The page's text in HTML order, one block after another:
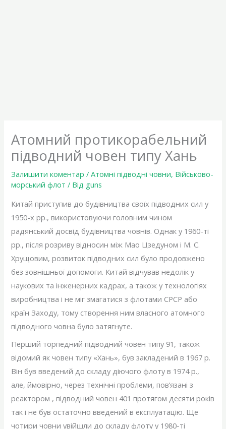
Атомний протикорабельний
підводний човен типу Хань
Залишити коментар /Атомні підводні човни, Військово-
морський флот / Від guns
Китай приступив до будівництва своїх підводних сил у
1950-х рр., використовуючи головним чином
радянський досвід будівництва човнів. Однак у 1960-ті
рр., після розриву відносин між Мао Цзедуном і М. С.
Хрущовим, розвиток підводних сил було продовжено
без зовнішньої допомоги. Китай відчував недолік у
наукових та інженерних кадрах, а також у технологіях
виробництва і не міг змагатися з флотами СРСР або
країн Заходу, тому створення ним власного атомного
підводного човна було затягнуте.
Перший торпедний підводний човен типу 91, також
відомий як човен типу «Хань», був закладений в 1967 р.
Він був введений до складу діючого флоту в 1974 р.,
але, ймовірно, через технічні проблеми, пов’язані з
реактором , підводний човен 401 протягом десяти років
так і не був остаточно введений в експлуатацію. Ще
чотири човни увійшли до складу флоту у 1980-ті